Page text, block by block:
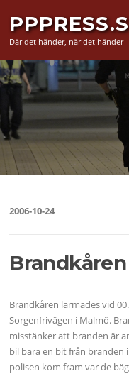
innehåll
Där det händer, när det händer
2006-10-24
Brandkåren larmades vid
Sorgenfrivägen i Malmö.
misstänker att branden är
bil bara en bit från branden
polisen kom fram var de